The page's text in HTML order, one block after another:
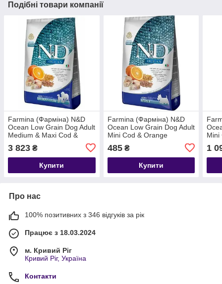
Подібні товари компанії
Farmina (Фарміна) N&D
Ocean Low Grain Dog Adult
Medium & Maxi Cod &
Orange Низькозерновий
корм з тріскою й
апельсином 12 кг
3 823 ₴
Купити
Farmina (Фарміна) N&D
Ocean Low Grain Dog Adult
Mini Cod & Orange
корм з тріскою та
апельсином 800 г
485₴
Купити
Mini
1
Про нас
100% позитивних з 346 відгуків за рік
Працює з 18.03.2024
м. Кривий Ріг
Кривий Ріг, Україна
Контакти